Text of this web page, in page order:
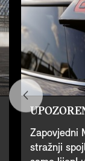
Zapovjedni
stražnji